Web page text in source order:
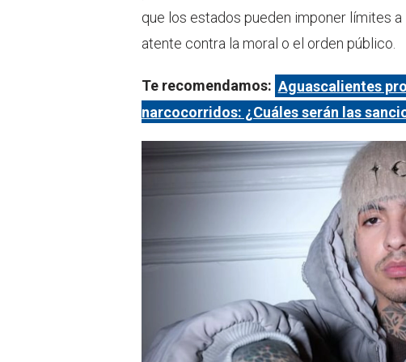
que los estados pueden imponer límites
atente contra la moral o el orden público.
Te recomendamos: Aguascalientes
narcocorridos: ¿Cuáles serán las